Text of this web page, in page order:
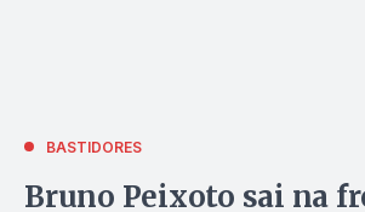
BASTIDORES
Bruno Peixoto sai na